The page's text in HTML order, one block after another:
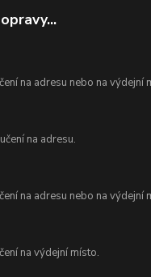
na adresu nebo na výdejní
na adresu.
na adresu nebo na výdejní
na výdejní místo.